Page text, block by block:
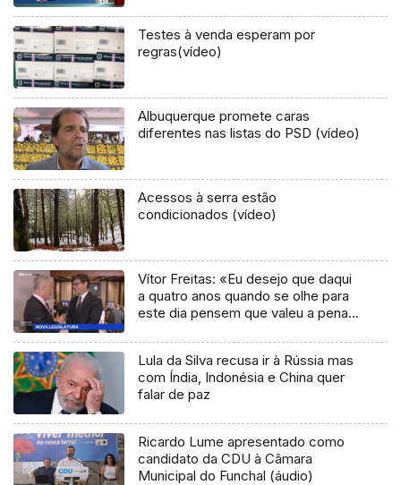
Testes à venda esperam por
regras(vídeo)
Albuquerque promete caras
diferentes nas listas do PSD (vídeo)
Acessos à serra estão
condicionados (vídeo)
Vítor Freitas: «Eu desejo que daqui
a quatro anos quando se olhe para
este dia pensem que valeu a pena»
Lula da Silva recusa ir à Rússia mas
com Índia, Indonésia e China quer
falar de paz
Ricardo Lume apresentado como
candidato da CDU à Câmara
Municipal do Funchal (áudio)